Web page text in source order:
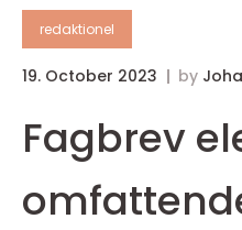
redaktionel
19. October 2023 by
Fagbrev